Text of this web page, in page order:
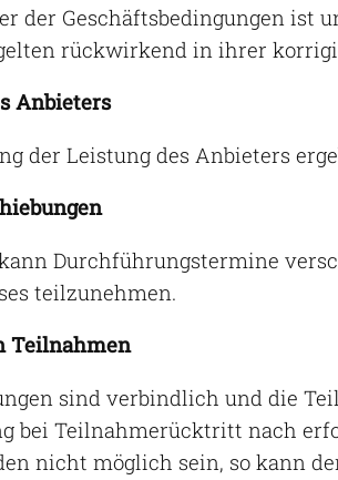
der Geschäftsbedingungen ist
rückwirkend in ihrer
Anbieters
der Leistung des Anbieters
Durchführungstermine
teilzunehmen.
Teilnahmen
sind verbindlich und die
bei Teilnahmerücktritt nach
nicht möglich sein, so kann